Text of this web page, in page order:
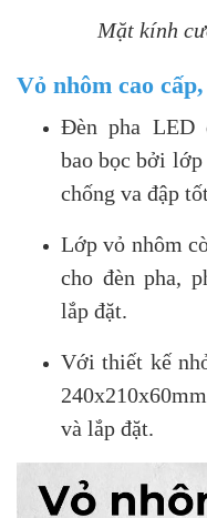
Mặt kính
Vỏ nhôm cao
Đèn pha LED
bao bọc bởi lớp
chống va đập
Lớp vỏ nhôm
cho đèn pha,
lắp đặt.
Với thiết kế
và lắp đặt.